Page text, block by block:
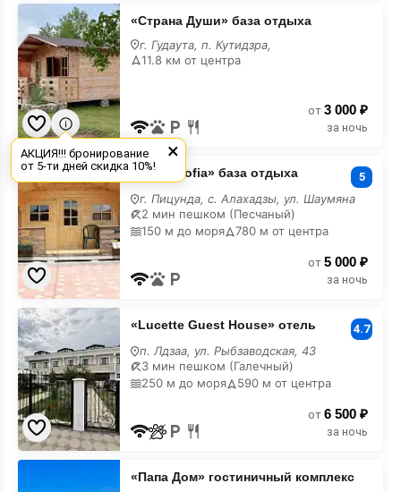
«Страна
Души»
база
отдыха
с
лечением
«Страна Души» база отдыха
г. Гудаута, п. Кутидзра,
11.8 км от центра
от 3 000 ₽
за ночь
«Santa
база
отдыха
с
лечением
«Santa Sofia» база отдыха 5
г. Пицунда, с. Алахадзы, ул. Шаумяна
2 мин пешком (Песчаный)
150 м до моря
780 м от центра
от 5 000 ₽
за ночь
«Lucette
Guest
House»
отель
с
лечением
«Lucette Guest House» отель 4.7
п. Лдзаа, ул. Рыбзаводская, 43
3 мин пешком (Галечный)
250 м до моря
590 м от центра
от 6 500 ₽
за ночь
«Папа
«Папа Дом» гостиничный комплекс
×
АКЦИЯ!!! бронирование
от 5-ти дней скидка 10%!